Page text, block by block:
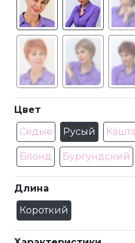
Цвет
Седые
Русый
Блонд Бургундский
Длина
Короткий